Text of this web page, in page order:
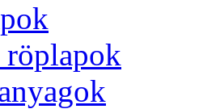
röplapok